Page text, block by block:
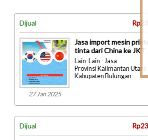
Dijual
27 Jan 2025
Jasa import mesin
tinta dari China ke JKT
Lain-Lain - Jasa
Provinsi Kalimantan Utara
Kabupaten Bulungan
Dijual